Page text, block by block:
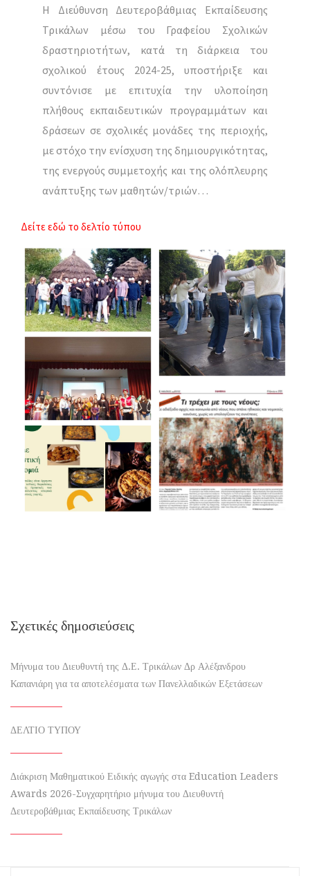
Η Διεύθυνση Δευτεροβάθμιας Εκπαίδευσης
Τρικάλων μέσω του Γραφείου Σχολικών
δραστηριοτήτων, κατά τη διάρκεια του
σχολικού έτους 2024-25, υποστήριξε και
συντόνισε με επιτυχία την υλοποίηση
πλήθους εκπαιδευτικών προγραμμάτων και
δράσεων σε σχολικές μονάδες της περιοχής,
με στόχο την ενίσχυση της δημιουργικότητας,
της ενεργούς συμμετοχής και της ολόπλευρης
ανάπτυξης των μαθητών/τριών…
Δείτε εδώ το δελτίο τύπου
Σχετικές δημοσιεύσεις
Μήνυμα του Διευθυντή της Δ.Ε. Τρικάλων Δρ Αλέξανδρου
Καπανιάρη για τα αποτελέσματα των Πανελλαδικών Εξετάσεων
ΔΕΛΤΙΟ ΤΥΠΟΥ
Διάκριση Μαθηματικού Ειδικής αγωγής στα Education Leaders
Awards 2026-Συγχαρητήριο μήνυμα του Διευθυντή
Δευτεροβάθμιας Εκπαίδευσης Τρικάλων